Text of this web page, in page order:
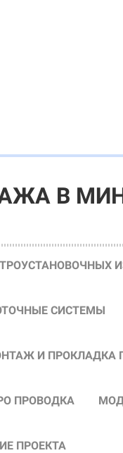
В
СИСТЕМЫ
И ПРОКЛАДКА
ПРОВОДКА
ПРОЕКТА